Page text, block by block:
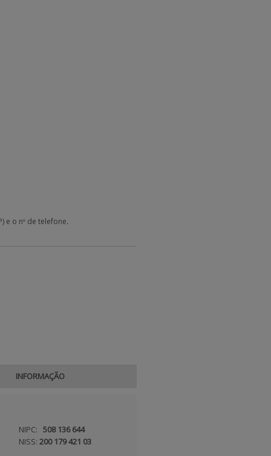
e o nº de telefone.
INFORMAÇÃO
NIPC: 508 136 644
NISS: 200 179 421 03